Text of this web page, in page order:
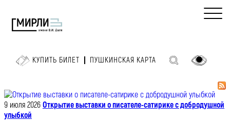
КУПИТЬ БИЛЕТ ПУШКИНСКАЯ КАРТА
9 июля 2026 Открытие выставки о писателе-сатирике с добродушной
улыбкой